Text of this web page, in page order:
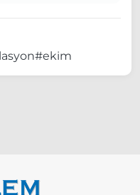
#ekim